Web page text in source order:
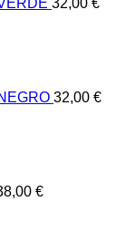
32,00 €
32,00 €
€